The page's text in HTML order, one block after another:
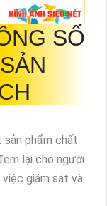
SỐ
SẢN
sản phẩm chất
lại cho người
giám sát và